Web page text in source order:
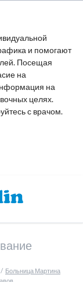
и помогают
Посещая
на
на
целях.
с врачом.
Больница Мартина